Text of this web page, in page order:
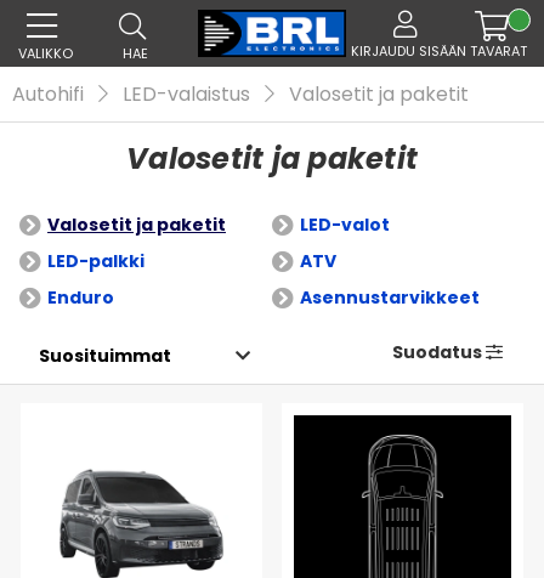
VALIKKO HAE KIRJAUDU SISÄÄN TAVARAT
Autohifi LED-valaistus Valosetit ja paketit
Valosetit ja paketit
Valosetit ja paketit
LED-valot
LED-palkki
ATV
Enduro
Asennustarvikkeet
Suodatus